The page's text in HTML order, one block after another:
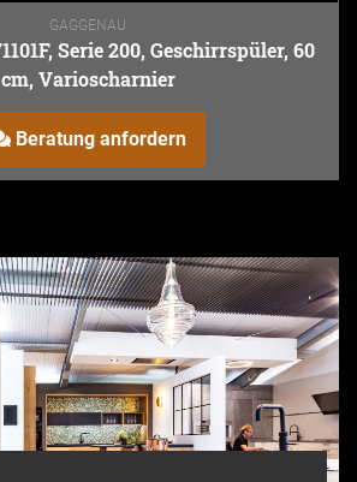
GAGGENAU
Serie 200, Geschirrspüler, 60
cm, Varioscharnier
Beratung anfordern